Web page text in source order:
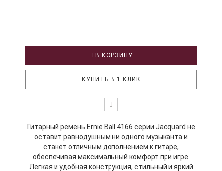
В КОРЗИНУ
КУПИТЬ В 1 КЛИК
Гитарный ремень Ernie Ball 4166 серии Jacquard не
оставит равнодушным ни одного музыканта и
станет отличным дополнением к гитаре,
обеспечивая максимальный комфорт при игре.
Легкая и удобная конструкция, стильный и яркий